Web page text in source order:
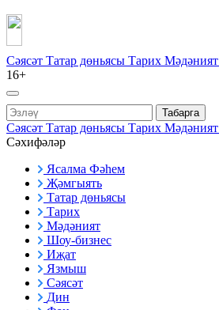
Сәясәт Татар дөньясы Тарих Мәдәният
16+
Табарга
Сәясәт Татар дөньясы Тарих Мәдәният
Сәхифәләр
Ясалма Фәһем
Җәмгыять
Татар дөньясы
Тарих
Мәдәният
Шоу-бизнес
Иҗат
Язмыш
Сәясәт
Дин